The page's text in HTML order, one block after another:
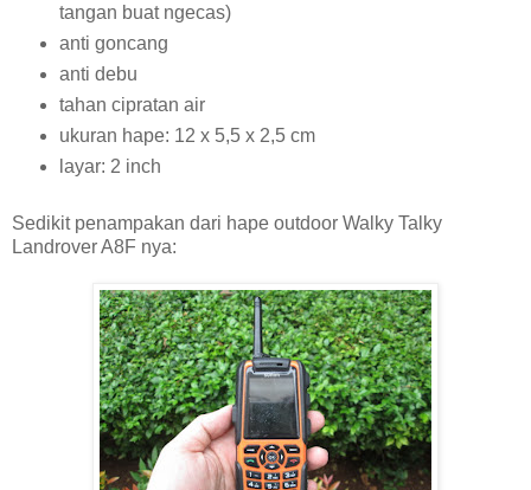
tangan buat ngecas)
anti goncang
anti debu
tahan cipratan air
ukuran hape: 12 x 5,5 x 2,5 cm
layar: 2 inch
Sedikit penampakan dari hape outdoor Walky Talky
Landrover A8F nya: